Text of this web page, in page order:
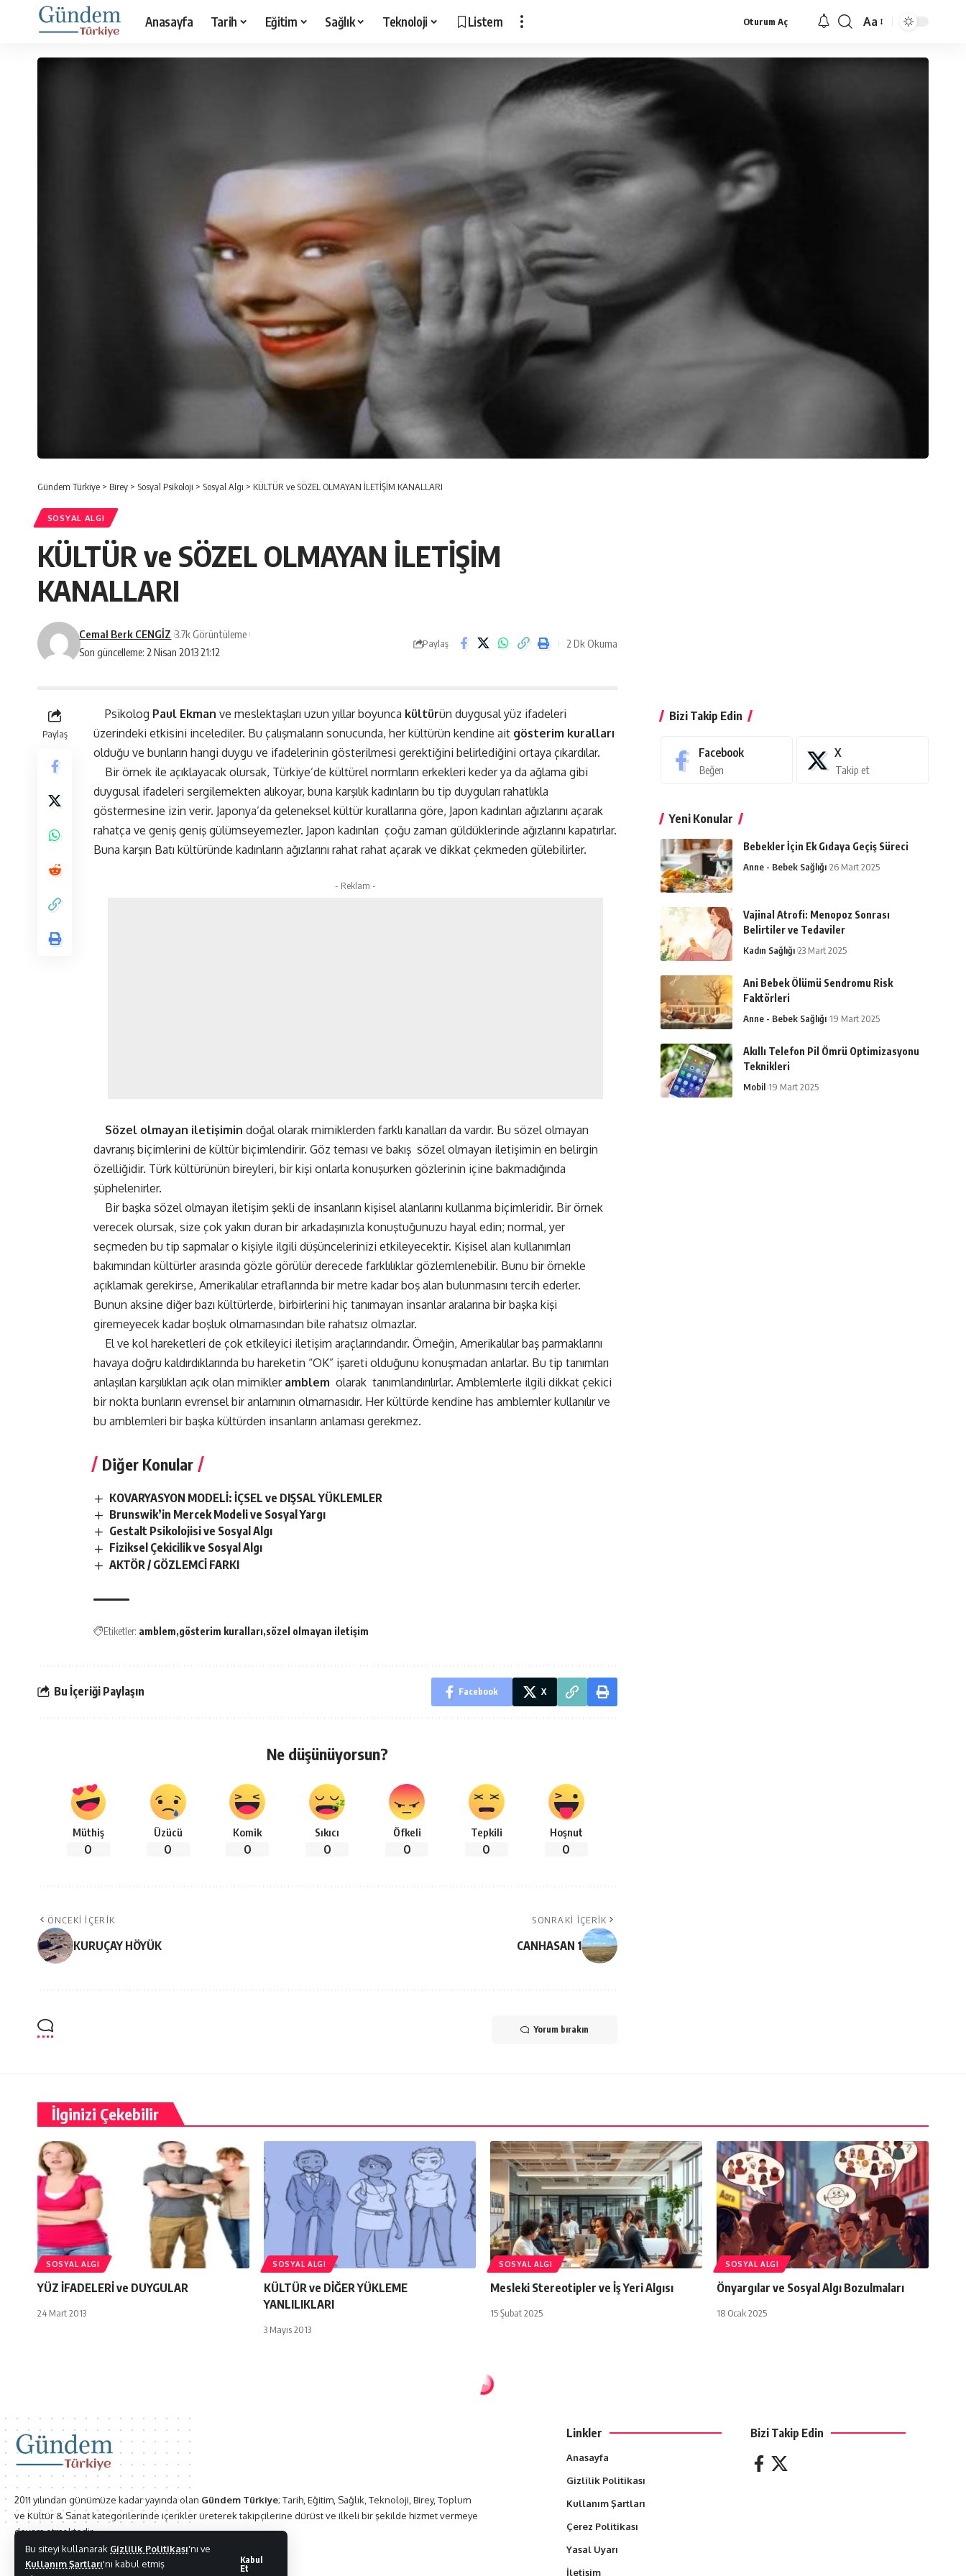
Bu siteyi kullanarak Gizlilik Politikası'nı ve
Kullanım Şartları'nı kabul etmiş
Kabul
Et
Anasayfa Tarih Eğitim Sağlık Teknoloji Listem Oturum Aç Aa
Gündem Türkiye > Birey > Sosyal Psikoloji > Sosyal Algı > KÜLTÜR ve SÖZEL OLMAYAN İLETİŞİM KANALLARI
SOSYAL ALGI
KÜLTÜR ve SÖZEL OLMAYAN İLETİŞİM
KANALLARI
Son güncelleme: 2 Nisan 2013 21:12
Cemal Berk CENGİZ 3.7k Görüntüleme
Paylaş 2 Dk Okuma
Paylaş
Psikolog Paul Ekman ve meslektaşları uzun yıllar boyunca kültürün duygusal yüz ifadeleri
üzerindeki etkisini incelediler. Bu çalışmaların sonucunda, her kültürün kendine ait gösterim kuralları
olduğu ve bunların hangi duygu ve ifadelerinin gösterilmesi gerektiğini belirlediğini ortaya çıkardılar.
Bir örnek ile açıklayacak olursak, Türkiye’de kültürel normların erkekleri keder ya da ağlama gibi
duygusal ifadeleri sergilemekten alıkoyar, buna karşılık kadınların bu tip duyguları rahatlıkla
göstermesine izin verir. Japonya’da geleneksel kültür kurallarına göre, Japon kadınları ağızlarını açarak
rahatça ve geniş geniş gülümseyemezler. Japon kadınları çoğu zaman güldüklerinde ağızlarını kapatırlar.
Buna karşın Batı kültüründe kadınların ağızlarını rahat rahat açarak ve dikkat çekmeden gülebilirler.
- Reklam -
Sözel olmayan iletişimin doğal olarak mimiklerden farklı kanalları da vardır. Bu sözel olmayan
davranış biçimlerini de kültür biçimlendirir. Göz teması ve bakış sözel olmayan iletişimin en belirgin
özelliğidir. Türk kültürünün bireyleri, bir kişi onlarla konuşurken gözlerinin içine bakmadığında
şüphelenirler.
Bir başka sözel olmayan iletişim şekli de insanların kişisel alanlarını kullanma biçimleridir. Bir örnek
verecek olursak, size çok yakın duran bir arkadaşınızla konuştuğunuzu hayal edin; normal, yer
seçmeden bu tip sapmalar o kişiyle ilgili düşüncelerinizi etkileyecektir. Kişisel alan kullanımları
bakımından kültürler arasında gözle görülür derecede farklılıklar gözlemlenebilir. Bunu bir örnekle
açıklamak gerekirse, Amerikalılar etraflarında bir metre kadar boş alan bulunmasını tercih ederler.
Bunun aksine diğer bazı kültürlerde, birbirlerini hiç tanımayan insanlar aralarına bir başka kişi
giremeyecek kadar boşluk olmamasından bile rahatsız olmazlar.
El ve kol hareketleri de çok etkileyici iletişim araçlarındandır. Örneğin, Amerikalılar baş parmaklarını
havaya doğru kaldırdıklarında bu hareketin “OK” işareti olduğunu konuşmadan anlarlar. Bu tip tanımları
anlaşılan karşılıkları açık olan mimikler amblem olarak tanımlandırılırlar. Amblemlerle ilgili dikkat çekici
bir nokta bunların evrensel bir anlamının olmamasıdır. Her kültürde kendine has amblemler kullanılır ve
bu amblemleri bir başka kültürden insanların anlaması gerekmez.
Diğer Konular
KOVARYASYON MODELİ: İÇSEL ve DIŞSAL YÜKLEMLER
Brunswik’in Mercek Modeli ve Sosyal Yargı
Gestalt Psikolojisi ve Sosyal Algı
Fiziksel Çekicilik ve Sosyal Algı
AKTÖR / GÖZLEMCİ FARKI
Etiketler: amblem gösterim kuralları sözel olmayan iletişim
Bu İçeriği Paylaşın Facebook X
Ne düşünüyorsun?
Müthiş
0
Üzücü
0
Komik
0
Sıkıcı
0
Öfkeli
0
Tepkili
0
Hoşnut
0
ÖNCEKI İÇERIK
KURUÇAY HÖYÜK
SONRAKI İÇERIK
CANHASAN 1
Yorum bırakın
Bizi Takip Edin
Facebook
Beğen
X
Takip et
Yeni Konular
Bebekler İçin Ek Gıdaya Geçiş Süreci
Anne - Bebek Sağlığı 26 Mart 2025
Vajinal Atrofi: Menopoz Sonrası
Belirtiler ve Tedaviler
Kadın Sağlığı 23 Mart 2025
Ani Bebek Ölümü Sendromu Risk
Faktörleri
Anne - Bebek Sağlığı 19 Mart 2025
Akıllı Telefon Pil Ömrü Optimizasyonu
Teknikleri
Mobil 19 Mart 2025
İlginizi Çekebilir
SOSYAL ALGI
YÜZ İFADELERİ ve DUYGULAR
24 Mart 2013
SOSYAL ALGI
KÜLTÜR ve DİĞER YÜKLEME
YANLILIKLARI
3 Mayıs 2013
SOSYAL ALGI
Mesleki Stereotipler ve İş Yeri Algısı
15 Şubat 2025
SOSYAL ALGI
Önyargılar ve Sosyal Algı Bozulmaları
18 Ocak 2025
2011 yılından günümüze kadar yayında olan Gündem Türkiye; Tarih, Eğitim, Sağlık, Teknoloji, Birey, Toplum
ve Kültür & Sanat kategorilerinde içerikler üreterek takipçilerine dürüst ve ilkeli bir şekilde hizmet vermeye
devam etmektedir.
Linkler
Anasayfa
Gizlilik Politikası
Kullanım Şartları
Çerez Politikası
Yasal Uyarı
İletişim
Bizi Takip Edin